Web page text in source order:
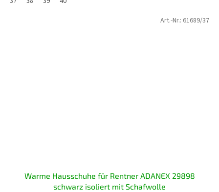
Warme Hausschuhe für Rentner ADANEX 29898
schwarz isoliert mit Schafwolle
Art.-Nr.: 61689/37